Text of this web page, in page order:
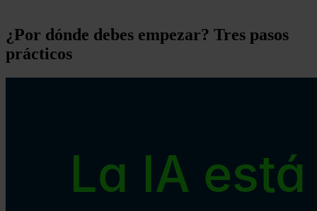
¿Por dónde debes empezar? Tres pasos
prácticos